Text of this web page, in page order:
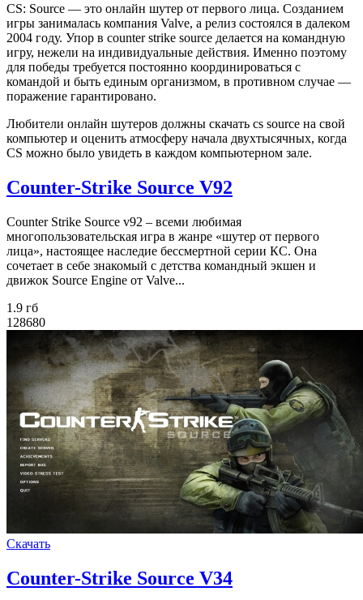
CS: Source — это онлайн шутер от первого лица. Созданием
игры занималась компания Valve, а релиз состоялся в далеком
2004 году. Упор в counter strike source делается на командную
игру, нежели на индивидуальные действия. Именно поэтому
для победы требуется постоянно координироваться с
командой и быть единым организмом, в противном случае —
поражение гарантировано.
Любители онлайн шутеров должны скачать cs source на свой
компьютер и оценить атмосферу начала двухтысячных, когда
CS можно было увидеть в каждом компьютерном зале.
Counter-Strike Source V92
Counter Strike Source v92 – всеми любимая
многопользовательская игра в жанре «шутер от первого
лица», настоящее наследие бессмертной серии КС. Она
сочетает в себе знакомый с детства командный экшен и
движок Source Engine от Valve...
1.9 гб
128680
Скачать
Counter-Strike Source V34